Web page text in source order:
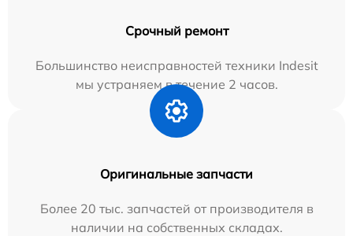
Срочный ремонт
Большинство неисправностей техники Indesit
мы устраняем в течение 2 часов.
Оригинальные запчасти
Более 20 тыс. запчастей от производителя в
наличии на собственных складах.